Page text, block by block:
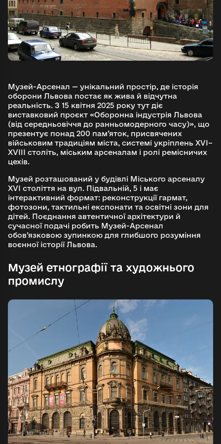
Музей-Арсенал — унікальний простір, де історія
оборони Львова постає як жива й відчутна
реальність. З 15 квітня 2025 року тут діє
виставковий проєкт «Оборонна індустрія Львова
(від середньовіччя до ранньомодерного часу)», що
презентує понад 200 пам’яток, присвячених
військовим традиціям міста, системі укріплень XVI–
XVIII століть, міським арсеналам і ролі ремісничих
цехів.
Музей розташований у будівлі Міського арсеналу
XVI століття на вул. Підвальній, 5 і має
інтерактивний формат: реконструкції гармат,
фотозони, тактильні експонати та освітні зони для
дітей. Поєднання автентичної архітектури й
сучасної подачі робить Музей-Арсенал
обов’язковою зупинкою для глибшого розуміння
воєнної історії Львова.
Музей етнографії та художнього
промислу